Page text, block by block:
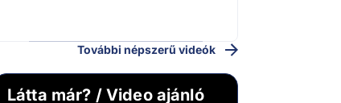
További népszerű videók
Látta már? / Video ajánló